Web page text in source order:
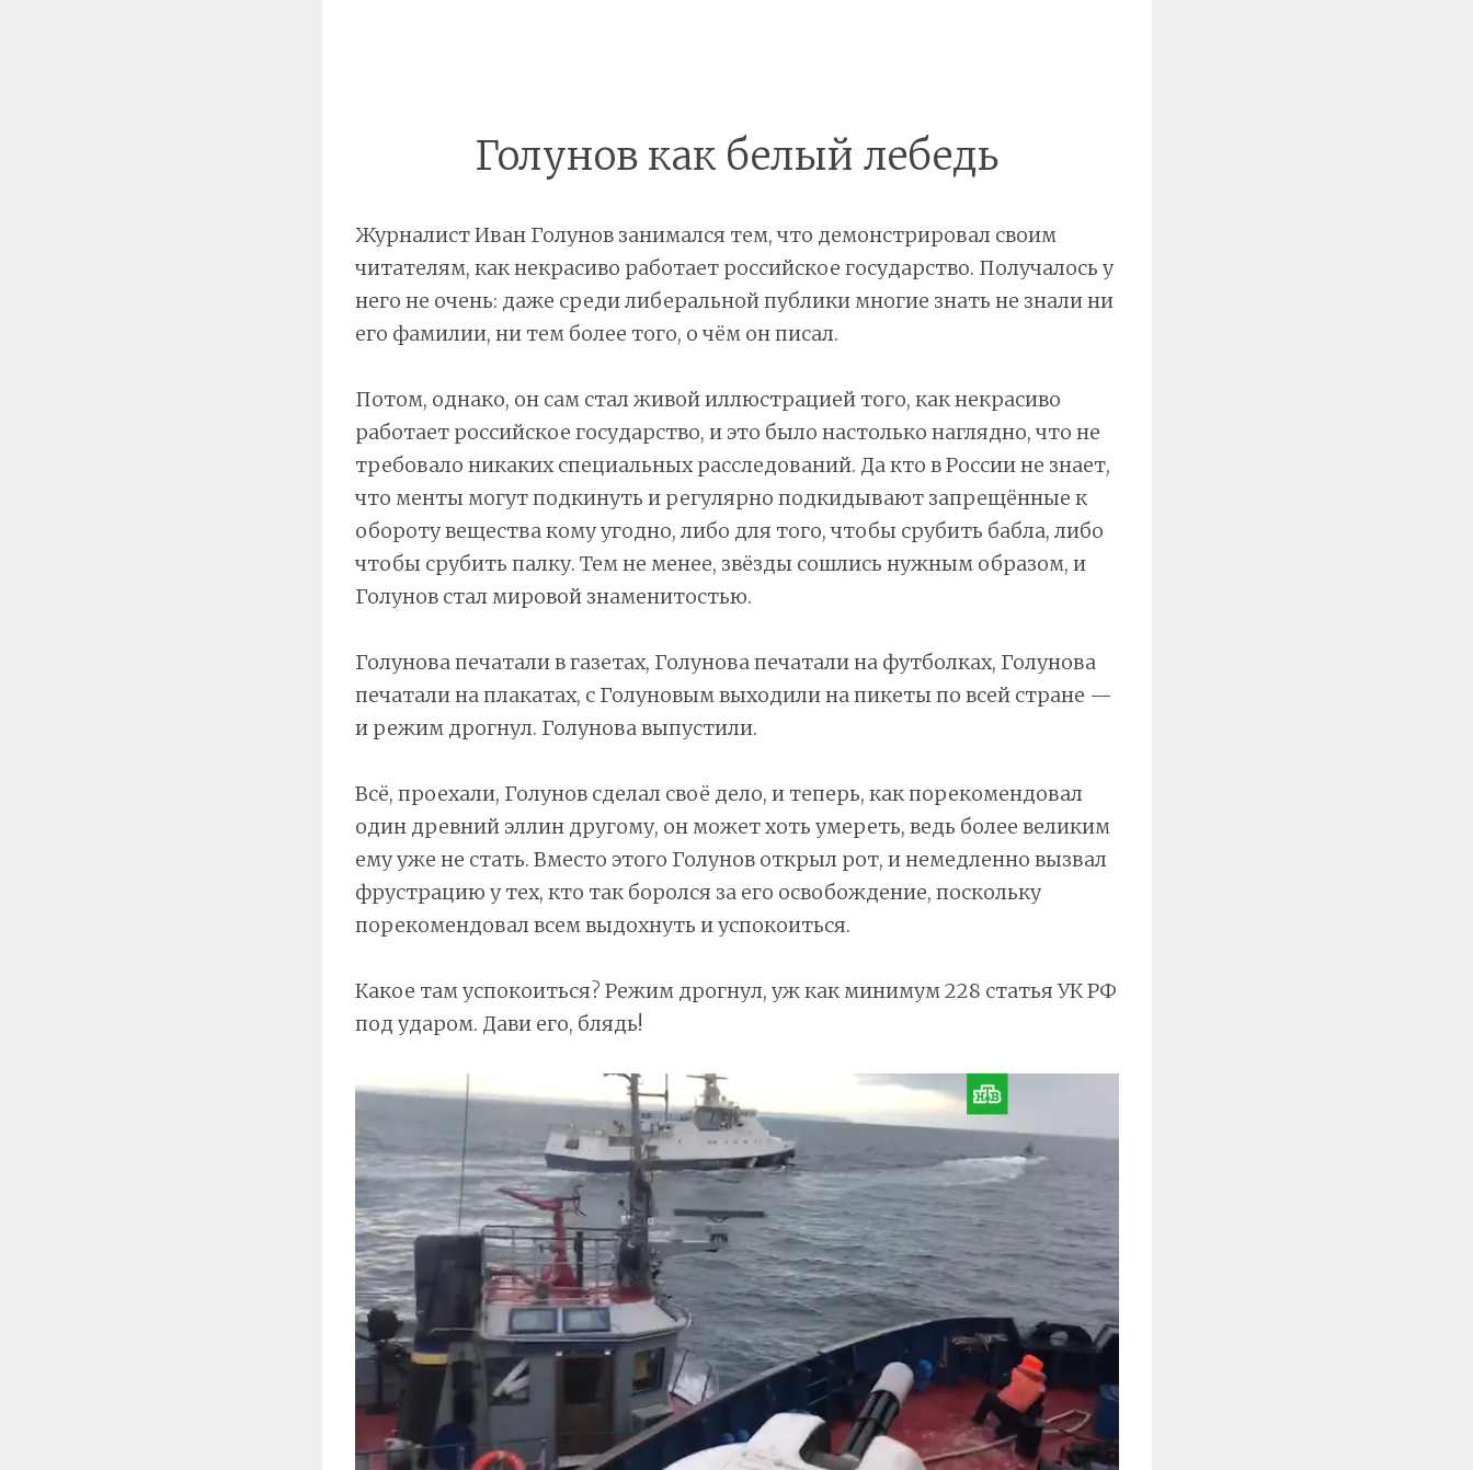
Голунов как белый лебедь
Журналист Иван Голунов занимался тем, что демонстрировал своим
читателям, как некрасиво работает российское государство. Получалось у
него не очень: даже среди либеральной публики многие знать не знали ни
его фамилии, ни тем более того, о чём он писал.
Потом, однако, он сам стал живой иллюстрацией того, как некрасиво
работает российское государство, и это было настолько наглядно, что не
требовало никаких специальных расследований. Да кто в России не знает,
что менты могут подкинуть и регулярно подкидывают запрещённые к
обороту вещества кому угодно, либо для того, чтобы срубить бабла, либо
чтобы срубить палку. Тем не менее, звёзды сошлись нужным образом, и
Голунов стал мировой знаменитостью.
Голунова печатали в газетах, Голунова печатали на футболках, Голунова
печатали на плакатах, с Голуновым выходили на пикеты по всей стране —
и режим дрогнул. Голунова выпустили.
Всё, проехали, Голунов сделал своё дело, и теперь, как порекомендовал
один древний эллин другому, он может хоть умереть, ведь более великим
ему уже не стать. Вместо этого Голунов открыл рот, и немедленно вызвал
фрустрацию у тех, кто так боролся за его освобождение, поскольку
порекомендовал всем выдохнуть и успокоиться.
Какое там успокоиться? Режим дрогнул, уж как минимум 228 статья УК РФ
под ударом. Дави его, блядь!